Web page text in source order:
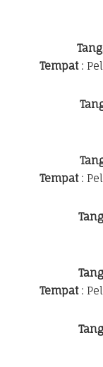
Tempat:
Tempat:
Tempat: